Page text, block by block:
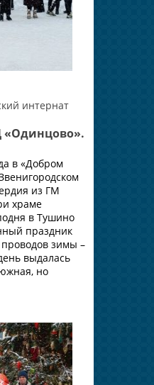
интернат
«Одинцово».
в «Добром
из ГМ
храме
в Тушино
праздник
зимы –
выдалась
но